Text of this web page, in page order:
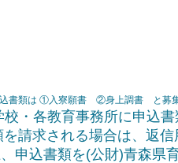
込書類は ①入寮願書 ②身上調書 と募集
・各教育事務所に申込書
請求される場合は、返
申込書類を(公財)青森県